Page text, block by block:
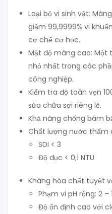
Loại bỏ vi sinh vật:
giảm 99,9999% vi
cơ chế cơ học.
Mật độ màng cao: Một
nhỏ nhất trong các
công nghiệp.
Kiểm tra độ toàn vẹn
sửa chữa sợi riêng lẻ.
Khả năng chống bám
Chất lượng nước thấm
SDI < 3
Độ đục < 0,1 NTU
Kháng hóa chất tuyệt
Phạm vi pH rộng: 2 –
Độ ổn định cao với